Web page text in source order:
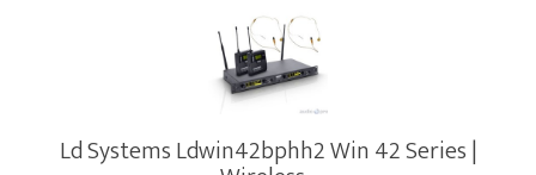
Ld Systems Ldwin42bphh2 Win 42 Series |